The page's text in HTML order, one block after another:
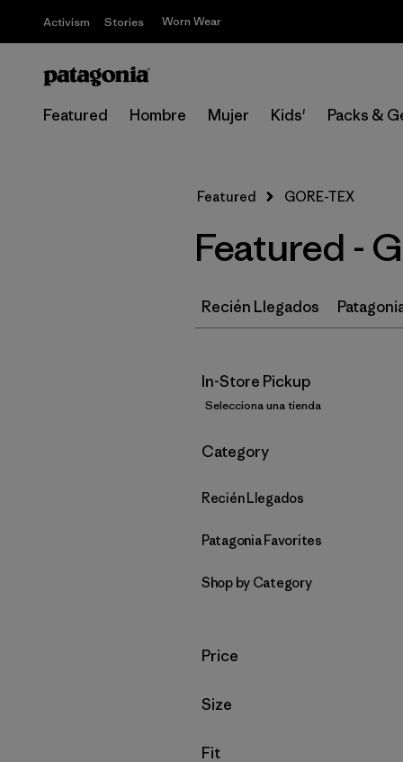
Activism Stories Worn Wear
Featured Hombre Mujer Kids' Packs &
Featured GORE-TEX
Featured -
Recién Llegados
In-Store Pickup
Selecciona una tienda
Filtrar por
Category
Recién Llegados
Patagonia Favorites
Shop by Category
Filtrar por
Price
Filtrar por
Size
Filtrar por
Fit